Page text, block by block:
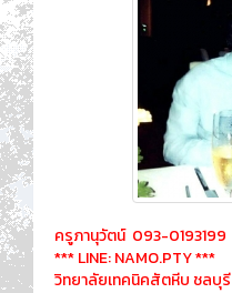
ครูภานุวัตน์ 093-0193199
*** LINE: NAMO.PTY ***
วิทยาลัยเทคนิคสัตหีบ ชลบุรี